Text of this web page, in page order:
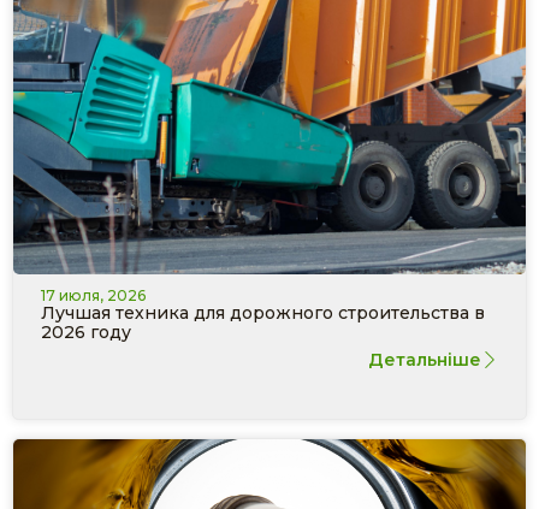
17 июля, 2026
Лучшая техника для дорожного строительства в
2026 году
Детальніше